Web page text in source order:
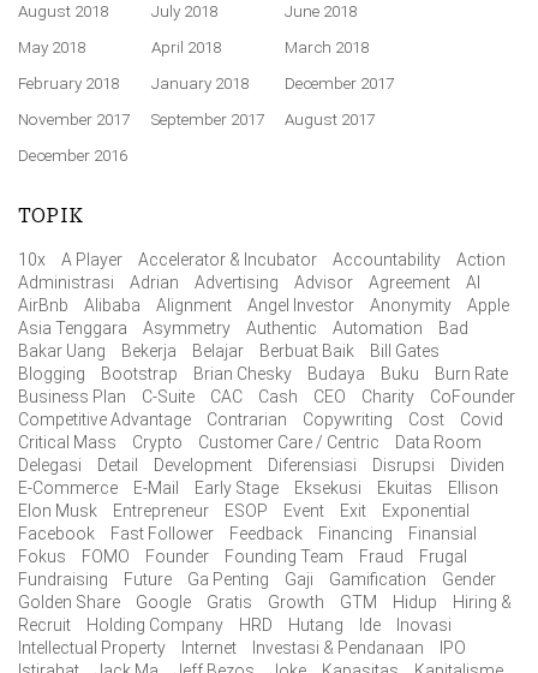
August 2018
July 2018
June 2018
May 2018
April 2018
March 2018
February 2018
January 2018
December 2017
November 2017
September 2017
August 2017
December 2016
TOPIK
10x A Player Accelerator & Incubator Accountability
Action
Administrasi
Adrian Advertising Advisor Agreement
AI
AirBnb
Alibaba Alignment Angel Investor Anonymity
Apple
Asia Tenggara
Asymmetry Authentic Automation
Bad
Bakar Uang
Bekerja Belajar Berbuat Baik
Bill Gates
Blogging
Bootstrap Brian Chesky Budaya Buku
Burn Rate
Business Plan
C-Suite CAC Cash CEO Charity
CoFounder
Competitive Advantage
Contrarian Copywriting Cost
Covid
Critical Mass
Crypto Customer Care / Centric
Data Room
Delegasi
Detail Development Diferensiasi Disrupsi
Dividen
E-Commerce
E-Mail Early Stage Eksekusi Ekuitas
Ellison
Elon Musk
Entrepreneur ESOP Event Exit
Exponential
Facebook
Fast Follower Feedback Financing
Finansial
Fokus
FOMO Founder Founding Team Fraud
Frugal
Fundraising
Future Ga Penting Gaji Gamification
Gender
Golden Share
Google Gratis Growth GTM Hidup
Hiring &
Recruit
Holding Company HRD Hutang Ide
Inovasi
Intellectual Property
Internet Investasi & Pendanaan
IPO